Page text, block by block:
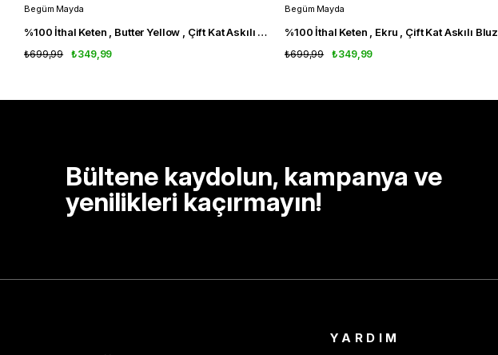
Begüm Mayda
%100 İthal Keten , Butter Yellow , Çift Kat Askılı Bluz
₺349,99
₺699,99
Begüm Mayda
%100 İthal Keten , Ekru , Çift Kat Askılı Bluz
₺349,99
₺699,99
Bültene kaydolun, kampanya ve
yenilikleri kaçırmayın!
YARDIM